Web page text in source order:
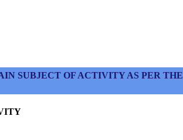
OF ACTIVITY AS PER THE